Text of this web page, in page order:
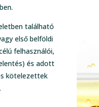
található
első belföldi
felhasználói,
és adott
kötelezettek